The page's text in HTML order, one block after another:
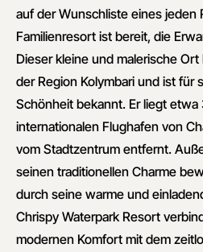
auf der Wunschliste eines jeden
Familienresort ist bereit, die
Dieser kleine und malerische
der Region Kolymbari und ist für
Schönheit bekannt. Er liegt etwa
internationalen Flughafen von
vom Stadtzentrum entfernt.
seinen traditionellen Charme
durch seine warme und
Chrispy Waterpark Resort
modernen Komfort mit dem